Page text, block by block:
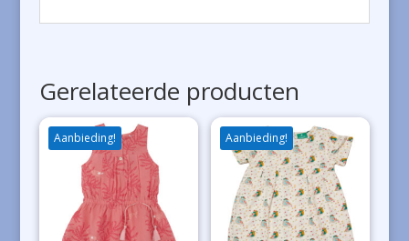
Gerelateerde producten
Aanbieding! Aanbieding!